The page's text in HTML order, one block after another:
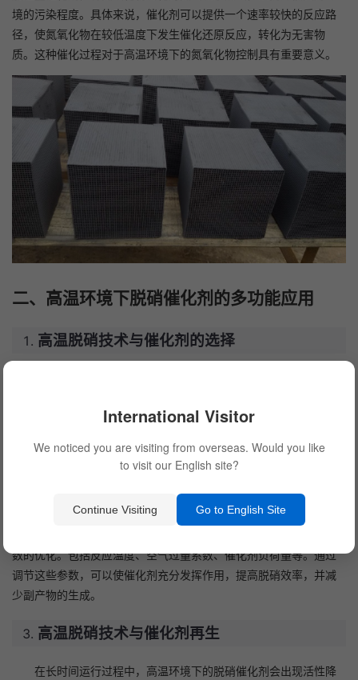
境的污染程度。具体来说，催化剂可以提供一个速率较快的反应路
径，使氮氧化物在较低温度下发生催化还原反应，转化为无害物
质。这种催化过程对于高温环境下的氮氧化物控制具有重要意义。
二、高温环境下脱硝催化剂的多功能应用
高温脱硝技术与催化剂的选择
活性炭、氧化锆等非金属材料。不同的催化剂在高温环境下具有不
高温脱硝技术与工艺参数的优化
数的优化。包括反应温度、空气过量系数、催化剂负荷量等。通过
调节这些参数，可以使催化剂充分发挥作用，提高脱硝效率，并减
少副产物的生成。
高温脱硝技术与催化剂再生
在长时间运行过程中，高温环境下的脱硝催化剂会出现活性降
International Visitor
We noticed you are visiting from overseas. Would you like
to visit our English site?
Continue Visiting Go to English Site